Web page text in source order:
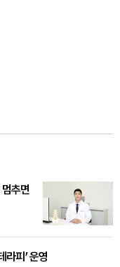
추면
라피’ 운영